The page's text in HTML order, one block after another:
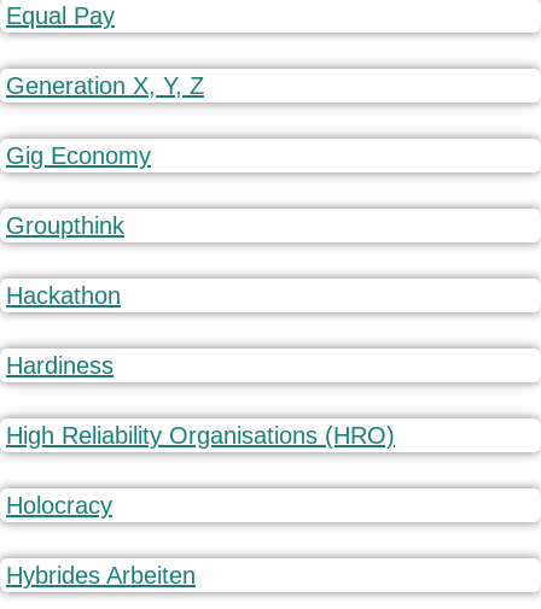
Equal Pay
Generation X, Y, Z
Gig Economy
Groupthink
Hackathon
Hardiness
High Reliability Organisations (HRO)
Holocracy
Hybrides Arbeiten